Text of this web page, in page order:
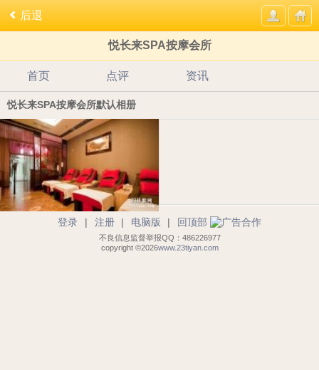
后退
悦长来SPA按摩会所
首页 点评 资讯
悦长来SPA按摩会所默认相册
登录 | 注册 | 电脑版 | 回顶部
不良信息监督举报QQ：486226977
copyright ©2026www.23tiyan.com